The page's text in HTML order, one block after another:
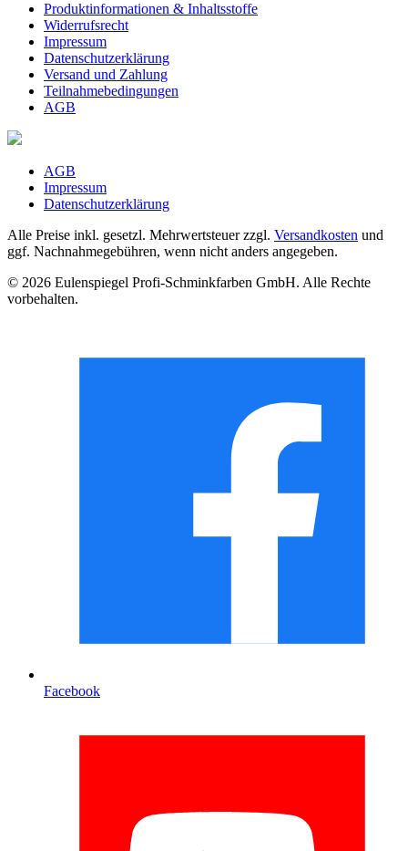
Produktinformationen & Inhaltsstoffe
Widerrufsrecht
Impressum
Datenschutzerklärung
Versand und Zahlung
Teilnahmebedingungen
AGB
AGB
Impressum
Datenschutzerklärung
Alle Preise inkl. gesetzl. Mehrwertsteuer zzgl. Versandkosten und
ggf. Nachnahmegebühren, wenn nicht anders angegeben.
© 2026 Eulenspiegel Profi-Schminkfarben GmbH. Alle Rechte
vorbehalten.
Facebook